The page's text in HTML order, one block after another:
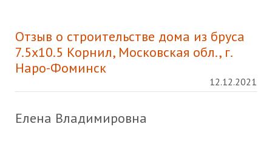
Отзыв о строительстве дома из бруса
7.5х10.5 Корнил, Московская обл., г.
Наро-Фоминск
12.12.2021
Елена Владимировна